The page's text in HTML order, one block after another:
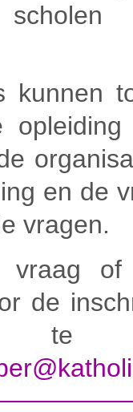
scholen
kunnen
en de
vragen.
of
de
e-